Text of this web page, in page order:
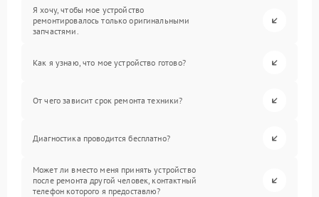
Я хочу, чтобы мое устройство
ремонтировалось только оригинальными
запчастями.
Как я узнаю, что мое устройство готово?
От чего зависит срок ремонта техники?
Диагностика проводится бесплатно?
Может ли вместо меня принять устройство
после ремонта другой человек, контактный
телефон которого я предоставлю?